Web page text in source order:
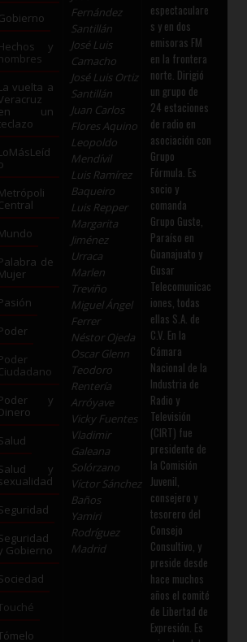
y
vuelta a
un
de
y
y
Gobierno
Fernández
Santillán
José Luis
Camacho
José Luis Ortiz
Santillán
Juan Carlos
Flores Aquino
Leopoldo
Mendívil
Luis Ramírez
Baqueiro
Luis Repper
Margarita
Jiménez
Urraca
Marlen
Treviño
Miguel Ángel
Ferrer
Néstor Ojeda
Oscar Glenn
Teodoro
Rentería
Arróyave
Vicky Fuentes
Vladimir
Galeana
Solórzano
Víctor Sánchez
Baños
Yamiri
Rodríguez
Madrid
espectaculare
s y en dos
emisoras FM
en la frontera
norte. Dirigió
un grupo de
24 estaciones
de radio en
asociación con
Grupo
Fórmula. Es
socio y
comanda
Grupo Guste,
Paraíso en
Guanajuato y
Gusar
Telecomunicac
iones, todas
ellas S.A. de
C.V. En la
Cámara
Nacional de la
Industria de
Radio y
Televisión
(CIRT) fue
presidente de
la Comisión
Juvenil,
consejero y
tesorero del
Consejo
Consultivo, y
preside desde
hace muchos
años el comité
de Libertad de
Expresión. Es